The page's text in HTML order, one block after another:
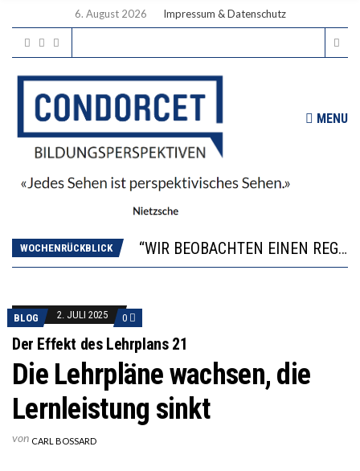
6. August 2026 Impressum & Datenschutz
MENU
WOCHENRÜCKBLICK
DIE VERSTÄRKTE HARMONISIERUNG IM SCHULWESEN VERRINGERT DAS INNOVATIONSPOTENZIAL
2’529 UNTERSCHRIFTEN FÜR «KEINE DIGITALEN GERÄTE IN DEN ERSTEN VIER PRIMARSCHULJAHREN» EINGEREICHT
BLOG 2. JULI 2025 0
Der Effekt des Lehrplans 21
Die Lehrpläne wachsen, die
Lernleistung sinkt
von CARL BOSSARD